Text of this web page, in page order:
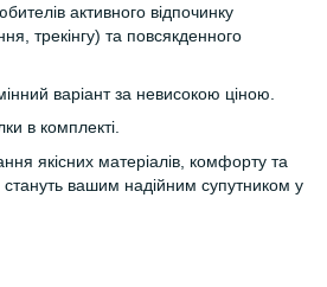
активного відпочинку
трекінгу) та повсякденного
варіант за невисокою ціною.
в комплекті.
якісних матеріалів, комфорту та
стануть вашим надійним супутником у